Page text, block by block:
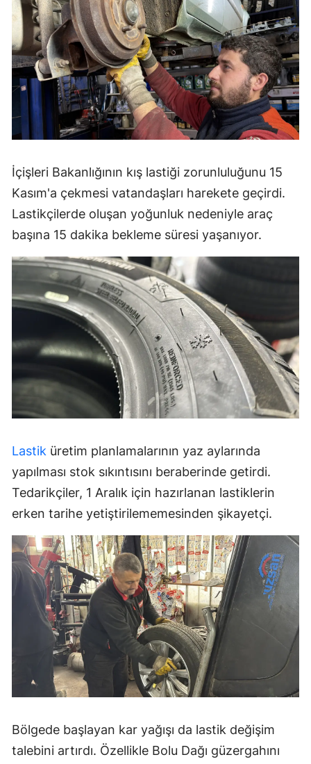
İçişleri Bakanlığının kış lastiği zorunluluğunu 15
Kasım'a çekmesi vatandaşları harekete geçirdi.
Lastikçilerde oluşan yoğunluk nedeniyle araç
başına 15 dakika bekleme süresi yaşanıyor.
Lastik üretim planlamalarının yaz aylarında
yapılması stok sıkıntısını beraberinde getirdi.
Tedarikçiler, 1 Aralık için hazırlanan lastiklerin
erken tarihe yetiştirilememesinden şikayetçi.
Bölgede başlayan kar yağışı da lastik değişim
talebini artırdı. Özellikle Bolu Dağı güzergahını